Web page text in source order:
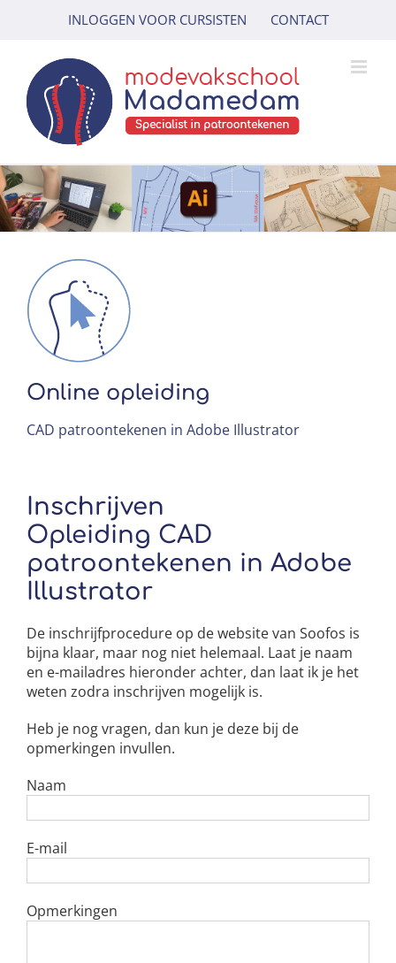
INLOGGEN VOOR CURSISTEN CONTACT
Online opleiding
CAD patroontekenen in Adobe Illustrator
Inschrijven
Opleiding CAD
patroontekenen in Adobe
Illustrator
De inschrijfprocedure op de website van Soofos is
bijna klaar, maar nog niet helemaal. Laat je naam
en e-mailadres hieronder achter, dan laat ik je het
weten zodra inschrijven mogelijk is.
Heb je nog vragen, dan kun je deze bij de
opmerkingen invullen.
Gelieve dit veld leeg te laten.
Naam
E-mail
Opmerkingen